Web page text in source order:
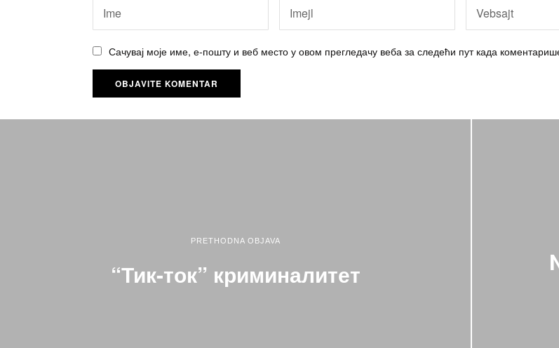
Сачувај моје име, е-пошту и веб место у овом прегледачу веба за следећи пут када
PRETHODNA OBJAVA
“Тик-ток” криминалитет